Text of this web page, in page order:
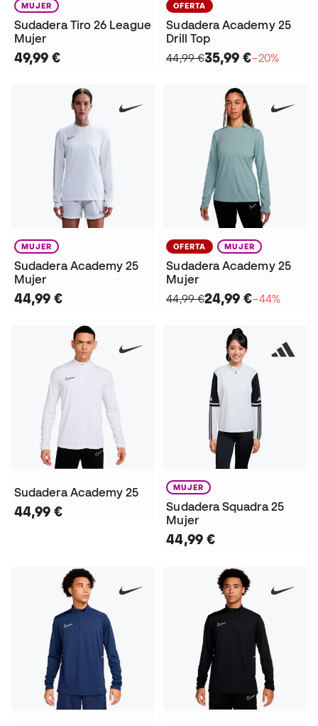
MUJER
Sudadera Tiro 26 League
Mujer
49,99 €
OFERTA
Sudadera Academy 25
Drill Top
44,99 €35,99 €−20%
MUJER
Sudadera Academy 25
Mujer
44,99 €
OFERTA MUJER
Sudadera Academy 25
Mujer
44,99 €24,99 €−44%
Sudadera Academy 25
44,99 €
MUJER
Sudadera Squadra 25
Mujer
44,99 €